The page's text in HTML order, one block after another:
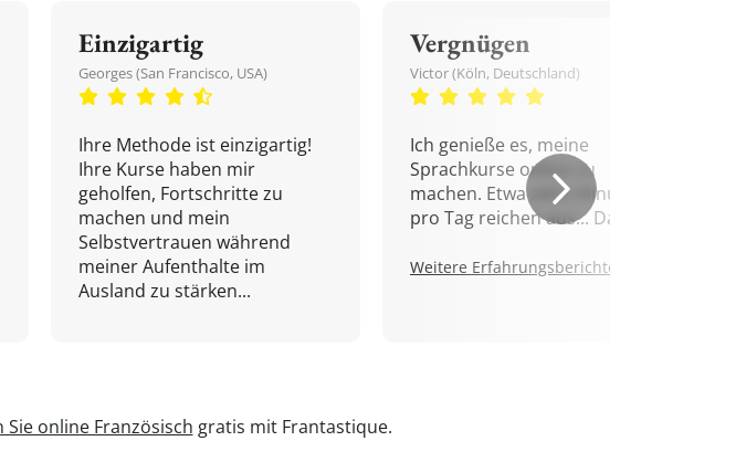
Einzigartig
Georges (San Francisco, USA)
Ihre Methode ist einzigartig!
Ihre Kurse haben mir
geholfen, Fortschritte zu
machen und mein
Selbstvertrauen während
meiner Aufenthalte im
Ausland zu stärken...
Vergnügen
Victor (Köln, Deutschland)
Ich genieße es, meine
Sprachkurse online zu
machen. Etwa zehn Minuten
pro Tag reichen aus... Danke!
Weitere Erfahrungsberichte.
Sie online Französisch gratis mit Frantastique.